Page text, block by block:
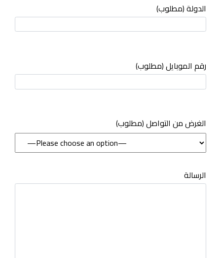
الدولة (مطلوب)
رقم الموبايل (مطلوب)
(مطلوب) الغرض من التواصل
الرسالة